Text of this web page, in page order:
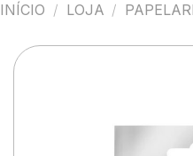
INÍCIO / LOJA /